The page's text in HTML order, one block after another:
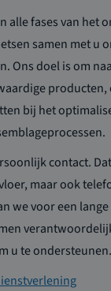
alle fases van het
samen met u
Ons doel is om
producten,
bij het
contact.
maar ook
we voor een
u te ondersteunen.